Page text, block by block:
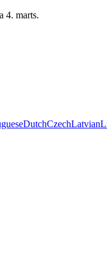
4. marts.
DutchCzechLatvian